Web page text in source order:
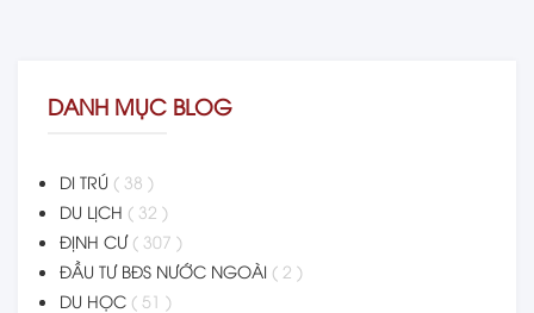
DANH MỤC BLOG
DI TRÚ ( 38 )
DU LỊCH ( 32 )
ĐỊNH CƯ ( 307 )
ĐẦU TƯ BĐS NƯỚC NGOÀI ( 2 )
DU HỌC ( 51 )